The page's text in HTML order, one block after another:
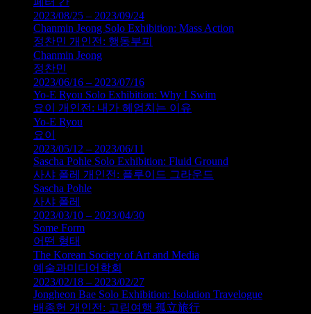
2023/08/25 – 2023/09/24
Chanmin Jeong Solo Exhibition: Mass Action
정찬민 개인전: 행동부피
Chanmin Jeong
정찬민
2023/06/16 – 2023/07/16
Yo-E Ryou Solo Exhibition: Why I Swim
요이 개인전: 내가 헤엄치는 이유
Yo-E Ryou
요이
2023/05/12 – 2023/06/11
Sascha Pohle Solo Exhibition: Fluid Ground
사샤 폴레 개인전: 플루이드 그라운드
Sascha Pohle
사샤 폴레
2023/03/10 – 2023/04/30
Some Form
어떤 형태
The Korean Society of Art and Media
예술과미디어학회
2023/02/18 – 2023/02/27
Jongheon Bae Solo Exhibition: Isolation Travelogue
배종헌 개인전: 고립여행 孤立旅行